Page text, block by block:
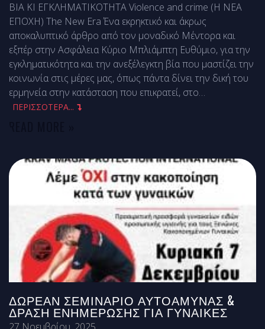
ΒΙΑ ΚΙ ΕΓΚΛΗΜΑΤΙΚΟΤΗΤΑ Violence and crime (Η ΝΕΑ
ΕΠΟΧΗ) The New Era Ένα εκρηκτικό και άκρως
αποκαλυπτικό άρθρο από τον μοναδικό Μέντορα και
εξπέρ στην Ασφάλεια Κύριο Μπλιάμπτη Ευθύμιο, για την
εγκληματικότητα και την ανεξέλεγκτη βία που μαστίζει την
κοινωνία στις μέρες μας, όπως πάντα δίνει την δική του
ερμηνεία στην κατάσταση που επικρατεί, στο…
ΠΕΡΙΣΣΟΤΕΡΑ...
ΔΩΡΕΆΝ ΣΕΜΙΝΆΡΙΟ ΑΥΤΟΆΜΥΝΑΣ &
ΔΡΆΣΗ ΕΝΗΜΈΡΩΣΗΣ ΓΙΑ ΓΥΝΑΊΚΕΣ